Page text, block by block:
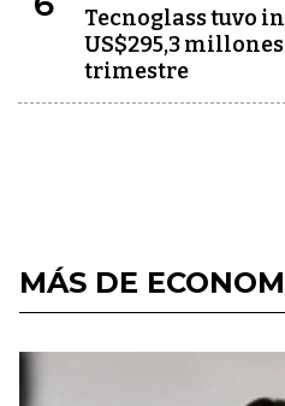
Tecnoglass tuvo
US$295,3
trimestre
MÁS DE